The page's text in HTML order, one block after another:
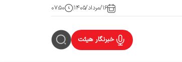
۱۶/مرداد/۱۴۰۵ ۰۷:۵۰
خبرنگار هیئت